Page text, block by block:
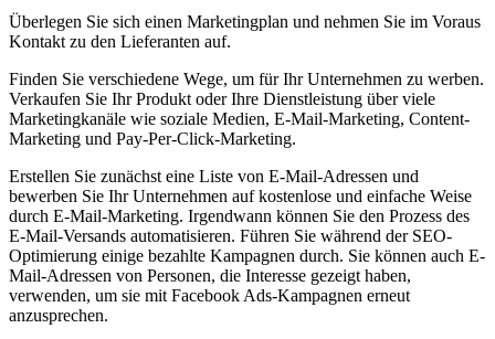
Überlegen Sie sich einen Marketingplan und nehmen Sie im Voraus
Kontakt zu den Lieferanten auf.
Finden Sie verschiedene Wege, um für Ihr Unternehmen zu werben.
Verkaufen Sie Ihr Produkt oder Ihre Dienstleistung über viele
Marketingkanäle wie soziale Medien, E-Mail-Marketing, Content-
Marketing und Pay-Per-Click-Marketing.
Erstellen Sie zunächst eine Liste von E-Mail-Adressen und
bewerben Sie Ihr Unternehmen auf kostenlose und einfache Weise
durch E-Mail-Marketing. Irgendwann können Sie den Prozess des
E-Mail-Versands automatisieren. Führen Sie während der SEO-
Optimierung einige bezahlte Kampagnen durch. Sie können auch E-
Mail-Adressen von Personen, die Interesse gezeigt haben,
verwenden, um sie mit Facebook Ads-Kampagnen erneut
anzusprechen.